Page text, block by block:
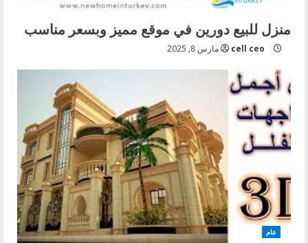
منزل للبيع دورين في موقع مميز وبسعر مناسب
cell ceo مارس 8, 2025
عام